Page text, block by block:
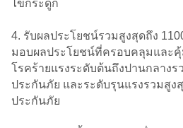
ไขกระดูก
4. รับผลประโยชน์รวมสูงสุดถึง
มอบผลประโยชน์ที่ครอบคลุมและ
โรคร้ายแรงระดับต้นถึงปานกลาง
ประกันภัย และระดับรุนแรงรวมสูง
ประกันภัย